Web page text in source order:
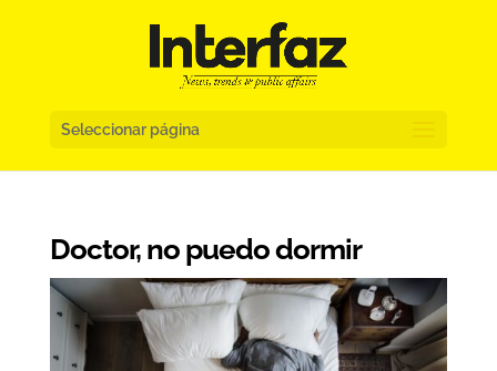
Seleccionar página
Doctor, no puedo dormir